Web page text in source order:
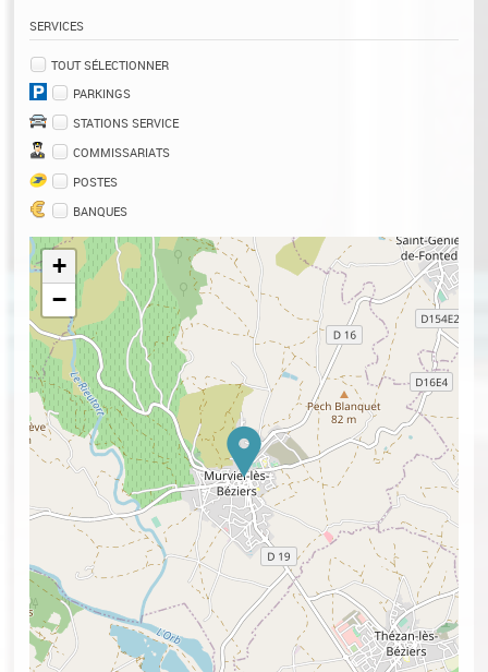
SERVICES
TOUT SÉLECTIONNER
PARKINGS
STATIONS SERVICE
COMMISSARIATS
POSTES
BANQUES
+
−